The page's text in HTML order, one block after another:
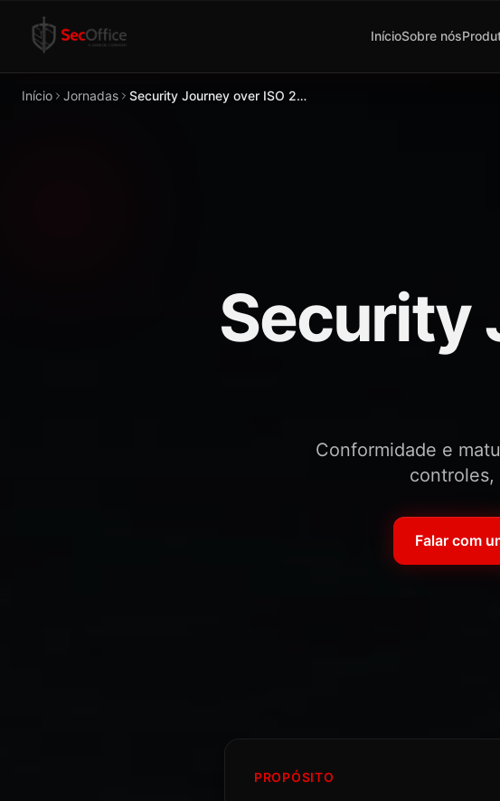
InícioSobre nós
Início Jornadas Security Journey over ISO 27k
Security
Conformidade e
controles,
Falar com
PROPÓSITO